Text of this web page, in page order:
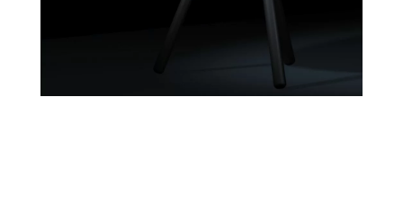
votre projet
Création de site internet